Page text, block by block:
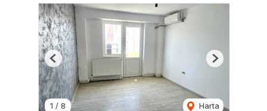
1 / 8 Harta
Previous Next